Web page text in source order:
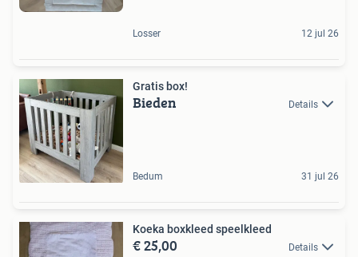
Losser 12 jul 26
Gratis box!
Bieden Details
Bedum 31 jul 26
Koeka boxkleed speelkleed
€ 25,00 Details